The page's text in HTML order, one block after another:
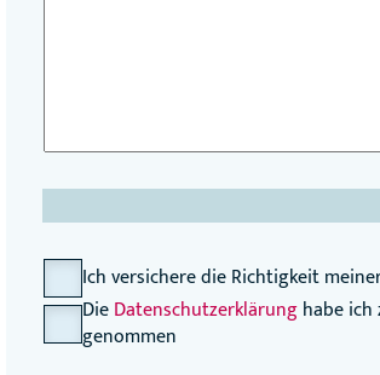
h
r
h
t
*
C
h
c
Ich versichere die Richtigkeit
DieDatenschutzerklärunghabe
genommen